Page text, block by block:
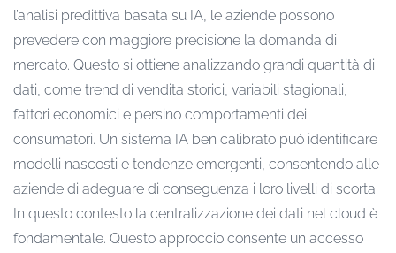
l’analisi predittiva basata su IA, le aziende possono
prevedere con maggiore precisione la domanda di
mercato. Questo si ottiene analizzando grandi quantità di
dati, come trend di vendita storici, variabili stagionali,
fattori economici e persino comportamenti dei
consumatori. Un sistema IA ben calibrato può identificare
modelli nascosti e tendenze emergenti, consentendo alle
aziende di adeguare di conseguenza i loro livelli di scorta.
In questo contesto la centralizzazione dei dati nel cloud è
fondamentale. Questo approccio consente un accesso